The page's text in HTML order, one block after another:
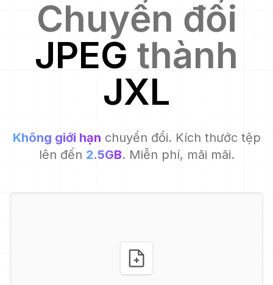
Chuyển đổi
JPEG thành
JXL
Không giới hạn chuyển đổi. Kích thước tệp
lên đến 2.5GB. Miễn phí, mãi mãi.